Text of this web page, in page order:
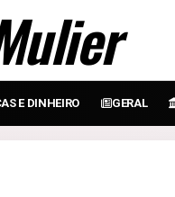
E DINHEIRO GERAL